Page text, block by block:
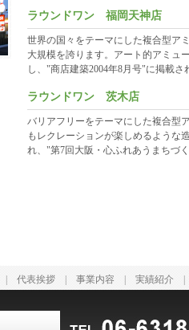
ラウンドワン 福岡天神店
世界の国々をテーマにした複合型ア
大規模を誇ります。アート的アミュ
し、"商店建築2004年8月号"に掲載さ
ラウンドワン 茨木店
バリアフリーをテーマにした複合型
もレクレーションが楽しめるような
れ、"第7回大阪・心ふれあうまちづ
代表挨拶 事業内容 実績紹介